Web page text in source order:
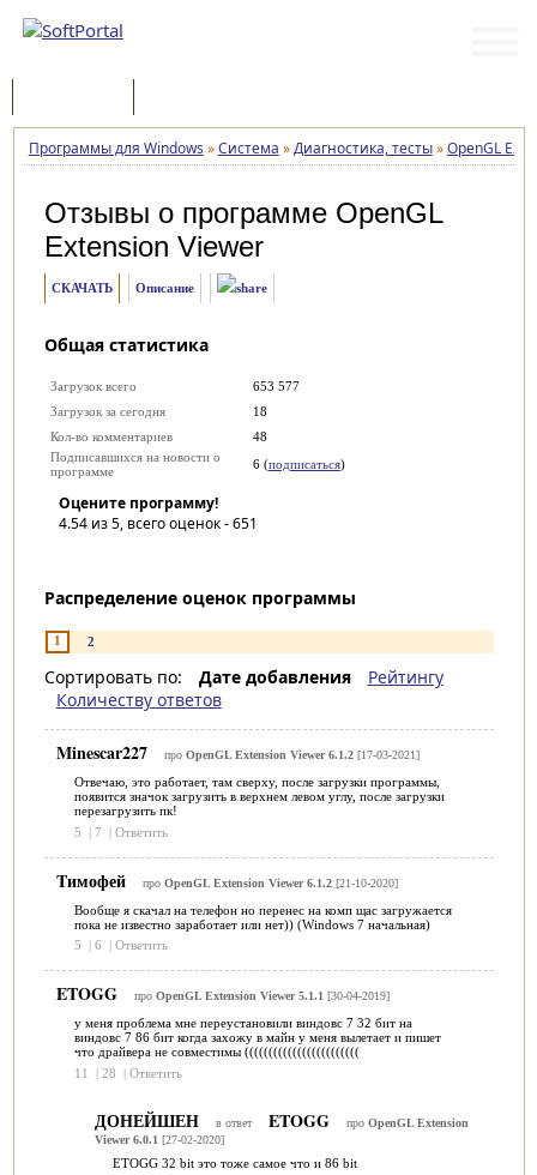
Программы для Windows »Система »Диагностика, тесты»OpenGL
Отзывы о программе OpenGL
Extension Viewer
СКАЧАТЬ Описание
Общая статистика
Загрузок всего
653 577
Загрузок за сегодня
18
Кол-во комментариев
48
Подписавшихся на новости о
программе
6 (подписаться)
Оцените программу!
4.54из 5, всего оценок -651
Распределение оценок программы
1 2
Сортировать по: Дате добавления
Рейтингу
Количеству ответов
Minescar227 про OpenGL Extension Viewer 6.1.2[17-03-2021]
Отвечаю, это работает, там сверху, после загрузки программы,
появится значок загрузить в верхнем левом углу, после загрузки
перезагрузить пк!
5
| 7 | Ответить
Tимофей про OpenGL Extension Viewer 6.1.2[21-10-2020]
Вообще я скачал на телефон но перенес на комп щас загружается
пока не известно заработает или нет)) (Windows 7 начальная)
5
| 6 | Ответить
ETOGG про OpenGL Extension Viewer 5.1.1 [30-04-2019]
у меня проблема мне переустановили виндовс 7 32 бит на
виндовс 7 86 бит когда захожу в майн у меня вылетает и пишет
что драйвера не совместимы ((((((((((((((((((((((((
11
| 28 | Ответить
ДОНЕЙШЕН в ответ ETOGG про OpenGL Extension
Viewer 6.0.1 [27-02-2020]
ETOGG 32 bit это тоже самое что и 86 bit